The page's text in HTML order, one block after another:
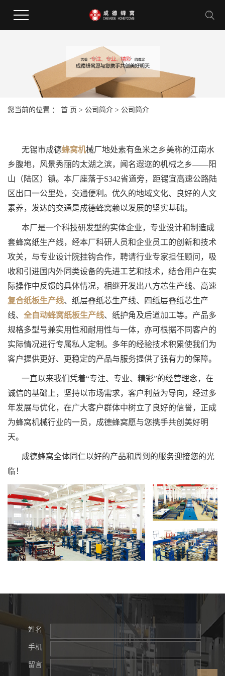
您当前的位置 ： 首 页 > 公司简介 > 公司简介
无锡市成德蜂窝机械厂地处素有鱼米之乡美称的江南水
乡腹地，风景秀丽的太湖之滨，闻名遐迩的机械之乡——阳
山（陆区）镇。本厂座落于S342省道旁，距锡宜高速公路陆
区出口一公里处，交通便利。优久的地域文化、良好的人文
素养，发达的交通是成德蜂窝赖以发展的坚实基础。
本厂是一个科技研发型的实体企业，专业设计和制造成
套蜂窝纸生产线，经本厂科研人员和企业员工的创新和技术
攻关，与专业设计院挂钩合作，聘请行业专家担任顾问，吸
收和引进国内外同类设备的先进工艺和技术，结合用户在实
际操作中反馈的具体情况，相继开发出八方芯生产线、 高速
复合纸板生产线、 纸层叠纸芯生产线、四纸层叠纸芯生产
线、 全自动蜂窝纸板生产线、纸护角及后道加工等。产品多
规格多型号兼实用性和耐用性与一体，亦可根据不同客户的
实际情况进行专属私人定制。多年的经验技术积累使我们为
客户提供更好、更稳定的产品与服务提供了强有力的保障。
一直以来我们凭着“专注、专业、精彩”的经营理念，在
诚信的基础上，坚持以市场需求，客户利益为导向，经过多
年发展与优化，在广大客户群体中树立了良好的信誉，正成
为蜂窝机械行业的一员，成德蜂窝愿与您携手共创美好明
天。
成德蜂窝全体同仁以好的产品和周到的服务迎接您的光
临！
姓名
手机
留言